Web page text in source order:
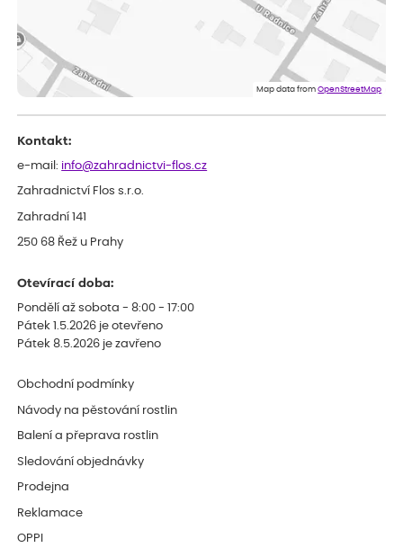
Rostlina mi přišla v dobrém stavu, jsem spokojená.
Zuzana
Spokojenost s dodáním kvalitních rostlin
Map data fromOpenStreetMap
Kontakt:
e-mail: info@zahradnictvi-flos.cz
Zahradnictví Flos s.r.o.
Zahradní 141
250 68 Řež u Prahy
Otevírací doba:
Pondělí až sobota - 8:00 - 17:00
Pátek 1.5.2026 je otevřeno
Pátek 8.5.2026 je zavřeno
Obchodní podmínky
Návody na pěstování rostlin
Balení a přeprava rostlin
Sledování objednávky
Prodejna
Reklamace
OPPI